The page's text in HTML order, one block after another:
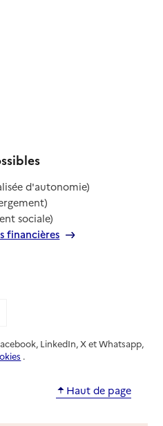
d'autonomie)
sociale)
financières
Facebook
sur X
LinkedIn, X et Whatsapp,
.
Haut de page